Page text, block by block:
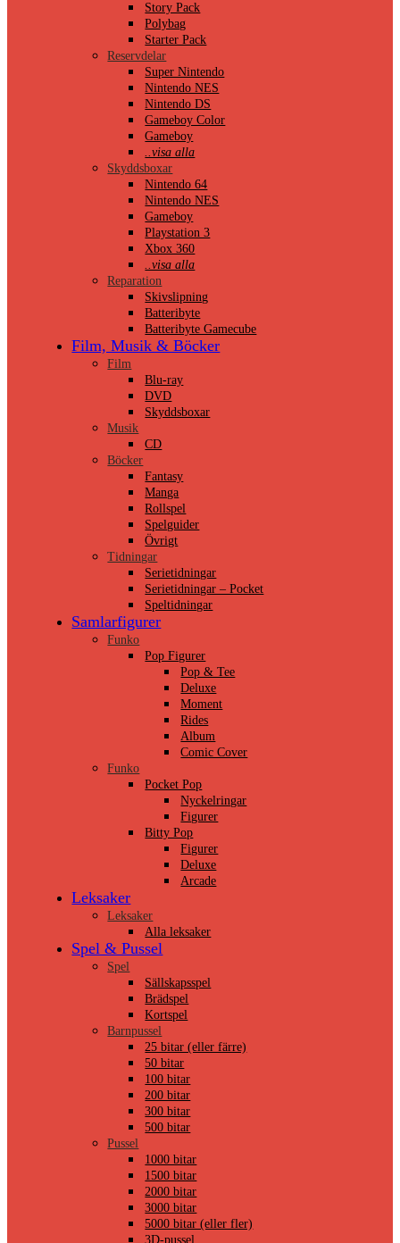
Story Pack
Polybag
Starter Pack
Reservdelar
Super Nintendo
Nintendo NES
Nintendo DS
Gameboy Color
Gameboy
..visa alla
Skyddsboxar
Nintendo 64
Nintendo NES
Gameboy
Playstation 3
Xbox 360
..visa alla
Reparation
Skivslipning
Batteribyte
Batteribyte Gamecube
Film, Musik & Böcker
Film
Blu-ray
DVD
Skyddsboxar
Musik
CD
Böcker
Fantasy
Manga
Rollspel
Spelguider
Övrigt
Tidningar
Serietidningar
Serietidningar – Pocket
Speltidningar
Samlarfigurer
Funko
Pop Figurer
Pop & Tee
Deluxe
Moment
Rides
Album
Comic Cover
Funko
Pocket Pop
Nyckelringar
Figurer
Bitty Pop
Figurer
Deluxe
Arcade
Leksaker
Leksaker
Alla leksaker
Spel & Pussel
Spel
Sällskapsspel
Brädspel
Kortspel
Barnpussel
25 bitar (eller färre)
50 bitar
100 bitar
200 bitar
300 bitar
500 bitar
Pussel
1000 bitar
1500 bitar
2000 bitar
3000 bitar
5000 bitar (eller fler)
3D-pussel